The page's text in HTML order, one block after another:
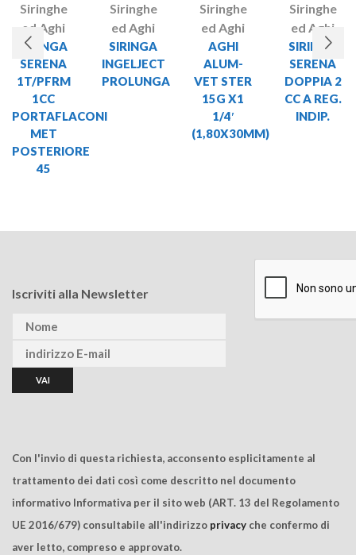
Siringhe
ed Aghi
SIRINGA
SERENA
1T/PFRM
1CC
PORTAFLACONI
MET
POSTERIORE
45
Siringhe
ed Aghi
SIRINGA
INGELJECT
PROLUNGA
Siringhe
ed Aghi
AGHI
ALUM-
VET STER
15G X1
1/4′
(1,80X30MM)
Siringhe
ed Aghi
SIRINGA
SERENA
DOPPIA 2
CC A REG.
INDIP.
Iscriviti alla Newsletter
Con l'invio di questa richiesta, acconsento esplicitamente al
trattamento dei dati così come descritto nel documento
informativo Informativa per il sito web (ART. 13 del Regolamento
UE 2016/679) consultabile all'indirizzo privacy che confermo di
aver letto, compreso e approvato.